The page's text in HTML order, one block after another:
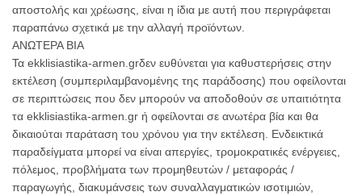
αποστολής και χρέωσης, είναι η ίδια με αυτή που περιγράφεται
παραπάνω σχετικά με την αλλαγή προϊόντων.
ΑΝΩΤΕΡΑ ΒΙΑ
Τα ekklisiastika-armen.grδεν ευθύνεται για καθυστερήσεις στην
εκτέλεση (συμπεριλαμβανομένης της παράδοσης) που οφείλονται
σε περιπτώσεις που δεν μπορούν να αποδοθούν σε υπαιτιότητα
τα ekklisiastika-armen.gr ή οφείλονται σε ανωτέρα βία και θα
δικαιούται παράταση του χρόνου για την εκτέλεση. Ενδεικτικά
παραδείγματα μπορεί να είναι απεργίες, τρομοκρατικές ενέργειες,
πόλεμος, προβλήματα των προμηθευτών / μεταφοράς /
παραγωγής, διακυμάνσεις των συναλλαγματικών ισοτιμιών,